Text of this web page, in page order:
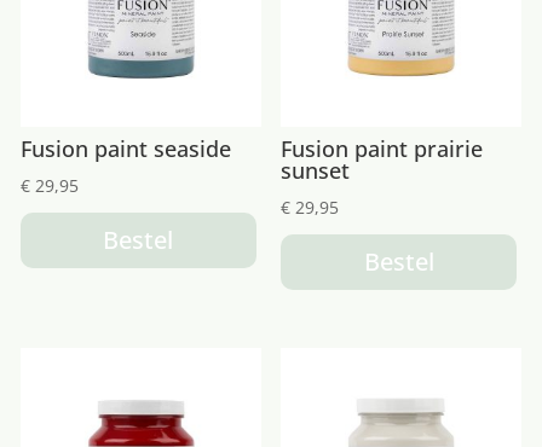
Fusion paint seaside
€29,95
Bestel
Fusion paint prairie
sunset
€ 29,95
Bestel